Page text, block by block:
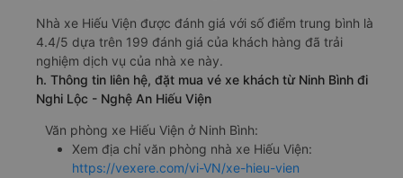
Nhà xe Hiếu Viện được đánh giá với số điểm trung bình là
4.4/5 dựa trên 199 đánh giá của khách hàng đã trải
nghiệm dịch vụ của nhà xe này.
h. Thông tin liên hệ, đặt mua vé xe khách từ Ninh Bình đi
Nghi Lộc - Nghệ An Hiếu Viện
Văn phòng xe Hiếu Viện ở Ninh Bình:
Xem địa chỉ văn phòng nhà xe Hiếu Viện:
https://vexere.com/vi-VN/xe-hieu-vien